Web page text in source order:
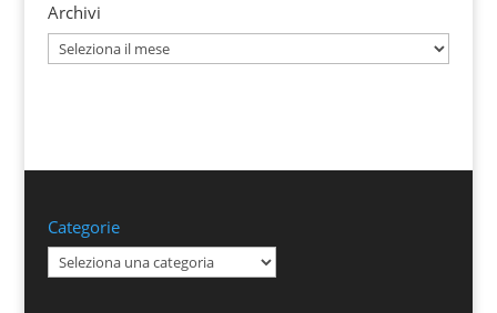
Archivi
Archivi
Categorie
Categorie